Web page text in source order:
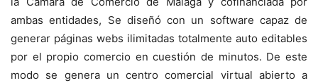
ambas entidades, Se diseñó con un software capaz de
generar páginas webs ilimitadas totalmente auto editables
por el propio comercio en cuestión de minutos. De este
modo se genera un centro comercial virtual abierto a